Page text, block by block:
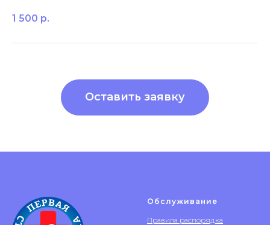
1 500 р.
Оставить заявку
Обслуживание
Правила распорядка